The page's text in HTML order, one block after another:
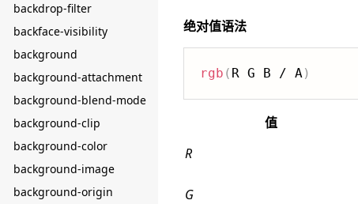
backdrop-filter
backface-visibility
background
background-attachment
background-blend-mode
background-clip
background-color
background-image
background-origin
绝对值语法
rgb ( R G B / A)
值
R
G